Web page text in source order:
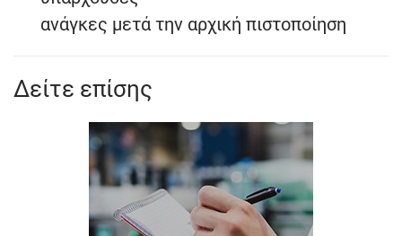
ανάγκες μετά την αρχική πιστοποίηση
Δείτε επίσης